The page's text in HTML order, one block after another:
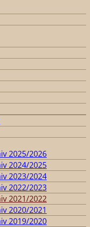
2025/2026
2024/2025
2023/2024
2022/2023
2021/2022
2020/2021
2019/2020